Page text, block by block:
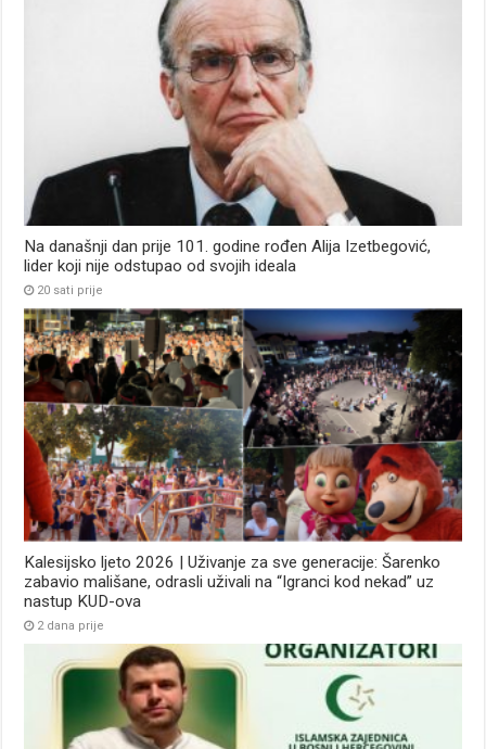
Na današnji dan prije 101. godine rođen Alija Izetbegović,
lider koji nije odstupao od svojih ideala
20 sati prije
Kalesijsko ljeto 2026 | Uživanje za sve generacije: Šarenko
zabavio mališane, odrasli uživali na “Igranci kod nekad” uz
nastup KUD-ova
2 dana prije